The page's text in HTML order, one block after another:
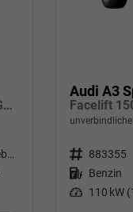
Facelift 150PS DSG AHK+ACC+ALU17+Kamera+GV3+Sitzheizung
Doppelkupplungsgetriebe (DSG)
Audi A3
Fahrzeugnr. 883355
Kraftstoff Benzin
Leistung 110 kW